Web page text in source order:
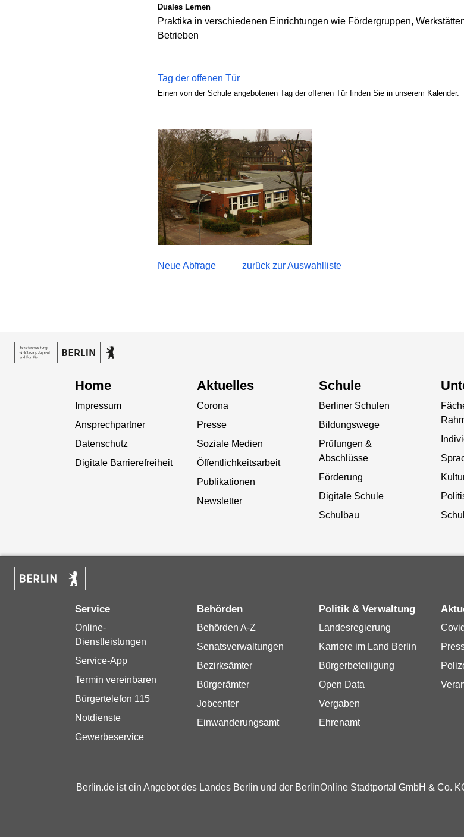
Duales Lernen
Praktika in verschiedenen Einrichtungen wie Fördergruppen,
Betrieben
Tag der offenen Tür
Einen von der Schule angebotenen Tag der offenen Tür finden Sie in unserem Kalender.
Neue Abfrage zurück zur Auswahlliste
Home
Impressum
Ansprechpartner
Datenschutz
Digitale Barrierefreiheit
Aktuelles
Corona
Presse
Soziale Medien
Öffentlichkeitsarbeit
Publikationen
Newsletter
Schule
Berliner Schulen
Bildungswege
Prüfungen &
Abschlüsse
Förderung
Digitale Schule
Schulbau
Service
Online-
Dienstleistungen
Service-App
Termin vereinbaren
Bürgertelefon 115
Notdienste
Gewerbeservice
Behörden
Behörden A-Z
Senatsverwaltungen
Bezirksämter
Bürgerämter
Jobcenter
Einwanderungsamt
Politik & Verwaltung
Landesregierung
Karriere im Land Berlin
Bürgerbeteiligung
Open Data
Vergaben
Ehrenamt
Berlin.de ist ein Angebot des Landes Berlin und der BerlinOnline Stadtportal GmbH & Co.